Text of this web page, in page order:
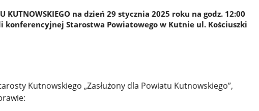
KUTNOWSKIEGO na dzień 29 stycznia 2025 roku na godz. 12:00
konferencyjnej Starostwa Powiatowego w Kutnie ul. Kościuszki
Kutnowskiego „Zasłużony dla Powiatu Kutnowskiego”,